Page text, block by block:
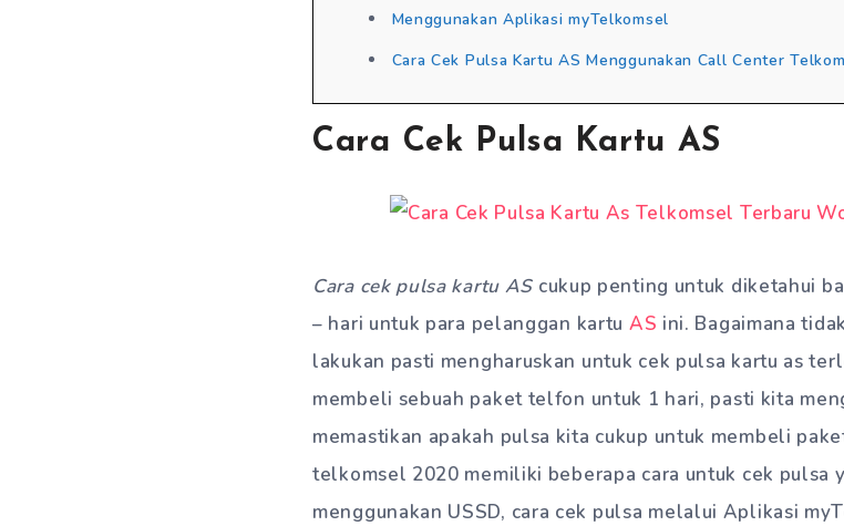
Menggunakan Aplikasi myTelkomsel
Cara Cek Pulsa Kartu AS Menggunakan Call Center
Cara Cek Pulsa Kartu AS
Cara cek pulsa kartu AS cukup penting untuk diketahui
– hari untuk para pelanggan kartu AS ini. Bagaimana
lakukan pasti mengharuskan untuk cek pulsa kartu as
membeli sebuah paket telfon untuk 1 hari, pasti kita
memastikan apakah pulsa kita cukup untuk membeli
telkomsel 2020 memiliki beberapa cara untuk cek pulsa
menggunakan USSD, cara cek pulsa melalui Aplikasi